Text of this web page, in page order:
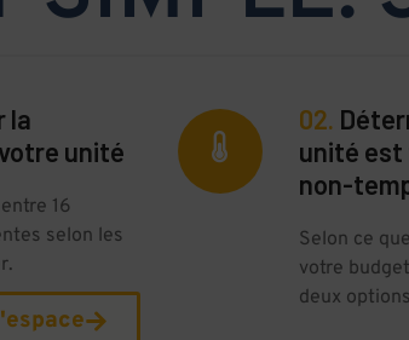
la
unité
16
selon les
02.
unité est
non-
Selon ce
votre
deux